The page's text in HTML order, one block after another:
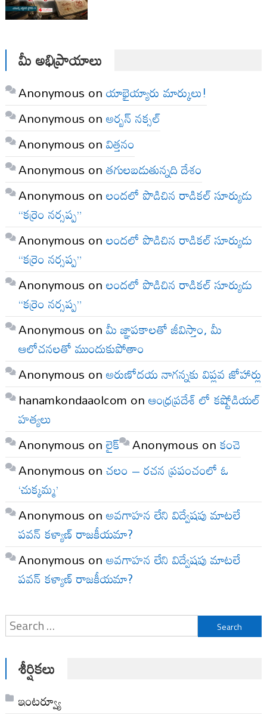
మీ అభిప్రాయాలు
Anonymous onయాభైయ్యారు మార్కులు!
Anonymous onఅర్బన్ నక్సల్
Anonymous onవిత్తనం
Anonymous onతగులబడుతున్నది దేశం
Anonymous onలందలో పొడిచిన రాడికల్ సూర్యుడు
“కర్రెం నర్సప్ప”
Anonymous onలందలో పొడిచిన రాడికల్ సూర్యుడు
“కర్రెం నర్సప్ప”
Anonymous onలందలో పొడిచిన రాడికల్ సూర్యుడు
“కర్రెం నర్సప్ప”
Anonymous onమీ జ్ఞాపకాలతో జీవిస్తాం, మీ
ఆలోచనలతో ముందుకుపోతాం
Anonymous onఅరుణోదయ నాగన్నకు విప్లవ జోహార్లు
hanamkondaaolcom onఆంధ్రప్రదేశ్ లో కష్టోడియల్
హత్యలు
Anonymous onలైక్ Anonymous onకంచె
Anonymous onచలం – రచన ప్రపంచంలో ఓ
‘చుక్కమ్మ’
Anonymous onఅవగాహన లేని విద్వేషపు మాటలే
పవన్ కళ్యాణ్ రాజకీయమా?
Anonymous onఅవగాహన లేని విద్వేషపు మాటలే
పవన్ కళ్యాణ్ రాజకీయమా?
Search
for:
శీర్షికలు
ఇంటర్వ్యూ